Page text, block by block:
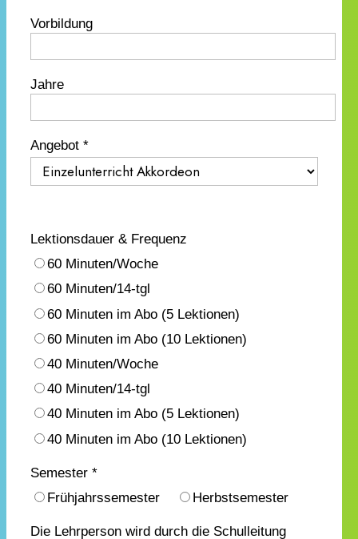
Vorbildung
Jahre
Angebot *
Lektionsdauer & Frequenz
60 Minuten/Woche
60 Minuten/14-tgl
60 Minuten im Abo (5 Lektionen)
60 Minuten im Abo (10 Lektionen)
40 Minuten/Woche
40 Minuten/14-tgl
40 Minuten im Abo (5 Lektionen)
40 Minuten im Abo (10 Lektionen)
Semester *
Frühjahrssemester
Herbstsemester
Die Lehrperson wird durch die Schulleitung